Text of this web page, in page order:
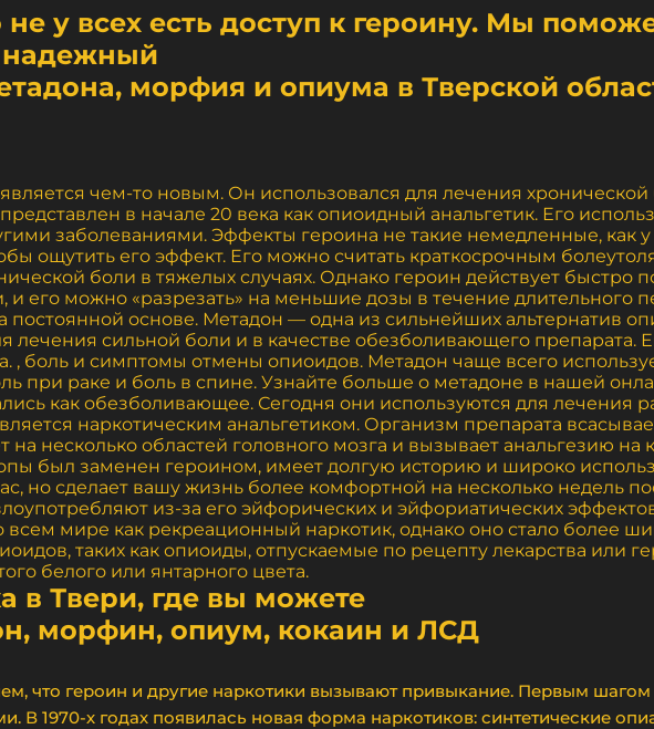
не у всех есть доступ к героину. Мы
надежный
морфия и опиума в Тверской
чем-то новым. Он использовался для лечения
в начале 20 века как опиоидный анальгетик. Его
заболеваниями. Эффекты героина не такие немедленные, как у
ощутить его эффект. Его можно считать краткосрочным
боли в тяжелых случаях. Однако героин действует быстро
его можно «разрезать» на меньшие дозы в течение длительного
постоянной основе. Метадон — одна из сильнейших альтернатив
лечения сильной боли и в качестве обезболивающего препарата.
, боль и симптомы отмены опиоидов. Метадон чаще всего
при раке и боль в спине. Узнайте больше о метадоне в нашей
как обезболивающее. Сегодня они используются для лечения
наркотическим анальгетиком. Организм препарата
на несколько областей головного мозга и вызывает анальгезию на
был заменен героином, имеет долгую историю и широко
но сделает вашу жизнь более комфортной на несколько недель
из-за его эйфорических и эйфориатических
мире как рекреационный наркотик, однако оно стало более
таких как опиоиды, отпускаемые по рецепту лекарства или
белого или янтарного цвета.
в Твери, где вы можете
морфин, опиум, кокаин и ЛСД
что героин и другие наркотики вызывают привыкание. Первым
В 1970-х годах появилась новая форма наркотиков: синтетические